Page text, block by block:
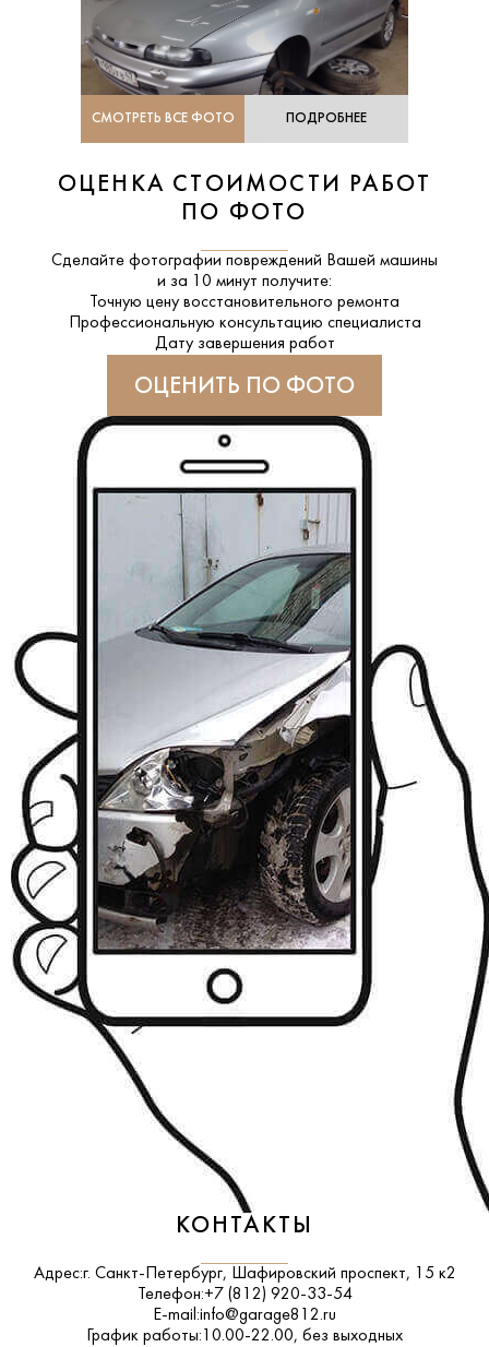
СМОТРЕТЬ ВСЕ ФОТО ПОДРОБНЕЕ
ОЦЕНКА СТОИМОСТИ РАБОТ
ПО ФОТО
Сделайте фотографии повреждений Вашей машины
и за
10 минут получите:
Точную цену восстановительного ремонта
Профессиональную консультацию специалиста
Дату завершения работ
ОЦЕНИТЬ ПО ФОТО
КОНТАКТЫ
Адрес:г. Санкт-Петербург, Шафировский проспект, 15 к2
Телефон:+7 (812) 920-33-54
E-mail:info@garage812.ru
График работы: 10.00-22.00, без выходных